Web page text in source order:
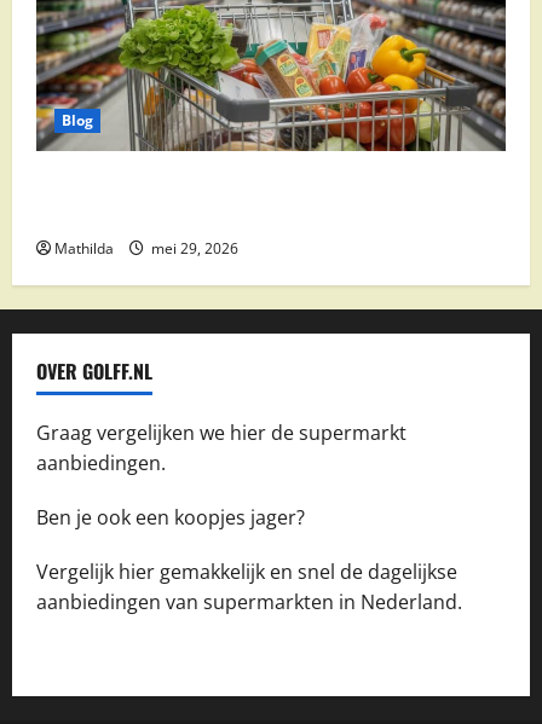
Blog
Mathilda mei 29, 2026
OVER GOLFF.NL
Graag vergelijken we hier de supermarkt
aanbiedingen.
Ben je ook een koopjes jager?
Vergelijk hier gemakkelijk en snel de dagelijkse
aanbiedingen van supermarkten in Nederland.